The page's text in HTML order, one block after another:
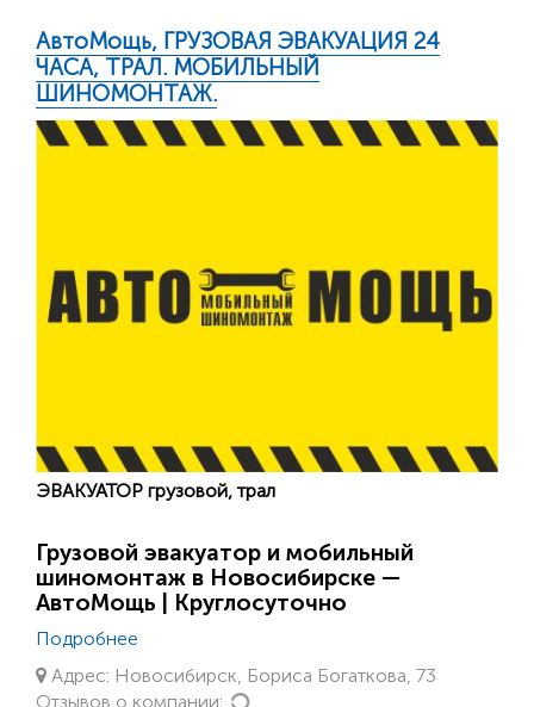
АвтоМощь, ГРУЗОВАЯ ЭВАКУАЦИЯ 24
ЧАСА, ТРАЛ. МОБИЛЬНЫЙ
ШИНОМОНТАЖ.
ЭВАКУАТОР грузовой, трал
Грузовой эвакуатор и мобильный
шиномонтаж в Новосибирске —
АвтоМощь | Круглосуточно
Подробнее
Адрес: Новосибирск, Бориса Богаткова, 73
Отзывов о компании: